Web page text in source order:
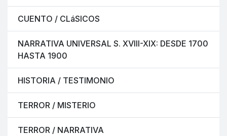
CUENTO / CLáSICOS
NARRATIVA UNIVERSAL S. XVIII-XIX: DESDE 1700
HASTA 1900
HISTORIA / TESTIMONIO
TERROR / MISTERIO
TERROR / NARRATIVA